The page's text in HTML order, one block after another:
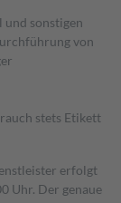
sonstigen
von
stets Etikett
erfolgt
Uhr. Der genaue